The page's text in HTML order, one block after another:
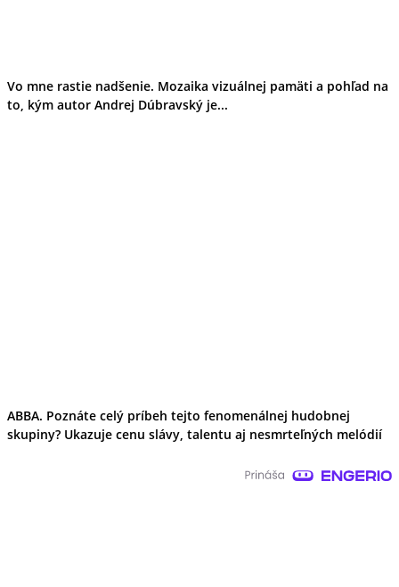
Vo mne rastie nadšenie. Mozaika vizuálnej pamäti a pohľad na
to, kým autor Andrej Dúbravský je...
ABBA. Poznáte celý príbeh tejto fenomenálnej hudobnej
skupiny? Ukazuje cenu slávy, talentu aj nesmrteľných melódií